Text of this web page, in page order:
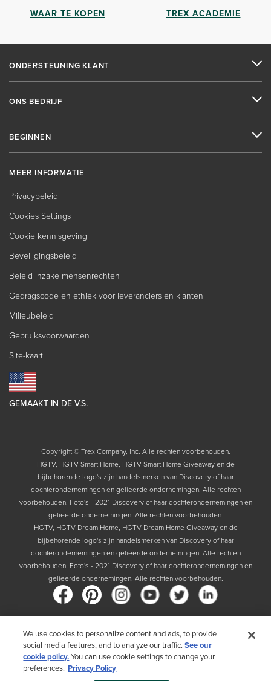
WAAR TE KOPEN TREX ACADEMIE
ONDERSTEUNING KLANT
ONS BEDRIJF
BEGINNEN
MEER INFORMATIE
Privacybeleid
Cookies Settings
Cookie kennisgeving
Beveiligingsbeleid
Beleid inzake mensenrechten
Gedragscode en ethiek voor leveranciers en klanten
Milieubeleid
Gebruiksvoorwaarden
Site-kaart
GEMAAKT IN DE V.S.
Copyright © Trex Company, Inc. Alle rechten voorbehouden.
HGTV, HGTV Smart Home, HGTV Smart Home Giveaway en de
bijbehorende logo's zijn handelsmerken van Discovery of haar
dochterondernemingen en gelieerde ondernemingen. Alle rechten
voorbehouden. Foto's - 2021 Discovery of haar dochterondernemingen en
gelieerde ondernemingen. Alle rechten voorbehouden.
HGTV, HGTV Dream Home, HGTV Dream Home Giveaway en de
bijbehorende logo's zijn handelsmerken van Discovery of haar
dochterondernemingen en gelieerde ondernemingen. Alle rechten
voorbehouden. Foto's - 2021 Discovery of haar dochterondernemingen en
gelieerde ondernemingen. Alle rechten voorbehouden.
Land
Door uw land te kiezen, bevestigt u dat u het Privacybeleid van Trex hebt
We use cookies to personalize content and ads, to provide
social media features, and to analyze our traffic.See our
cookie policy.You can use cookie settings to change your
preferences. Privacy Policy